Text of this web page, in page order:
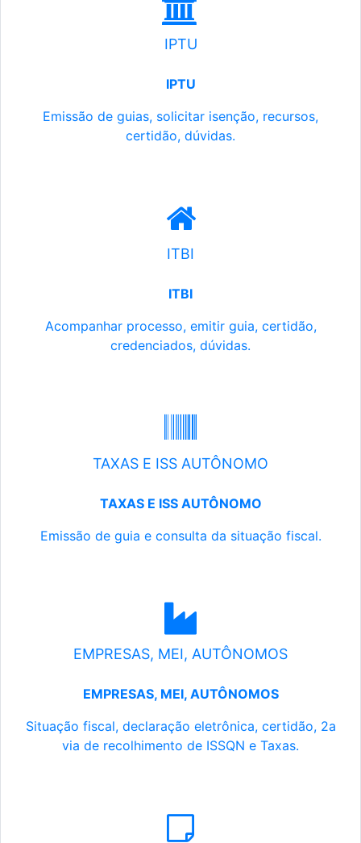
IPTU
IPTU
Emissão de guias, solicitar isenção, recursos,
certidão, dúvidas.
ITBI
ITBI
Acompanhar processo, emitir guia, certidão,
credenciados, dúvidas.
TAXAS E ISS AUTÔNOMO
TAXAS E ISS AUTÔNOMO
Emissão de guia e consulta da situação fiscal.
EMPRESAS, MEI, AUTÔNOMOS
EMPRESAS, MEI, AUTÔNOMOS
Situação fiscal, declaração eletrônica, certidão, 2a
via de recolhimento de ISSQN e Taxas.